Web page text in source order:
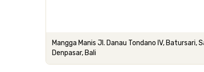
Mangga Manis Jl. Danau Tondano IV, Batursari,
Denpasar, Bali